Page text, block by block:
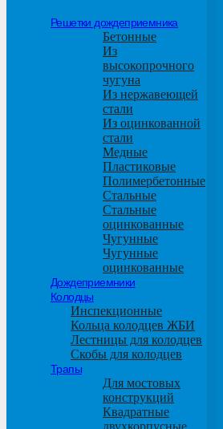
Решетки дождеприемника
Бетонные
Из
высокопрочного
чугуна
Из нержавеющей
стали
Из оцинкованной
стали
Медные
Пластиковые
Полимербетонные
Стальные
Стальные
оцинкованные
Чугунные
Чугунные
оцинкованные
Дождеприемники
Колодцы
Инспекционные
Кольца колодцев ЖБИ
Лестницы для колодцев
Скобы для колодцев
Трапы
Для мостовых
конструкций
Квадратные
двухкорпусные